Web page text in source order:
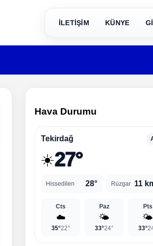
İLETİŞİM KÜNYE
Hava Durumu
Tekirdağ
☀️27°
Hissedilen 28° Rüzgar 11
Cts
☁️
35°22°
Paz
🌤️
33°24°
Pts
🌤️
33°